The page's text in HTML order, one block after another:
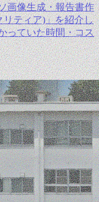
画像生成・報告書作
ティア)」を紹介し
っていた時間・コス